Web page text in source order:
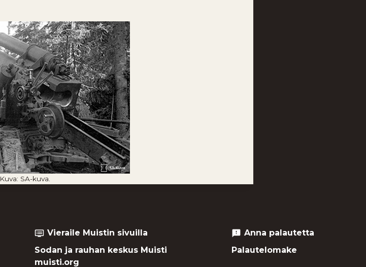
Kuva: SA-kuva.
dvr Vieraile Muistin sivuilla
Sodan ja rauhan keskus Muisti
muisti.org
feedback Anna palautetta
Palautelomake